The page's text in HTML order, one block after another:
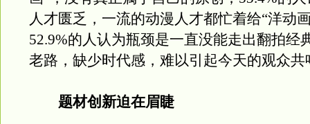
人才匮乏，一流的动漫人才都忙着给“洋动
52.9%的人认为瓶颈是一直没能走出翻拍经
老路，缺少时代感，难以引起今天的观众共
题材创新迫在眉睫